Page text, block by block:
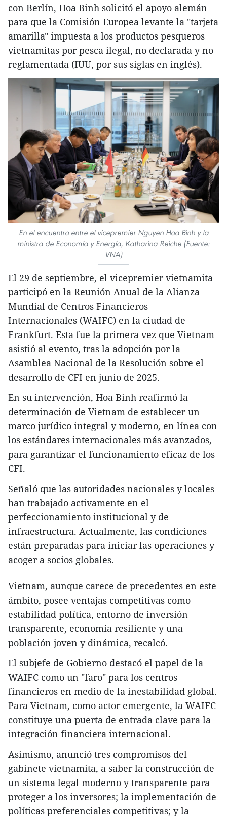
con Berlín, Hoa Binh solicitó el apoyo alemán
para que la Comisión Europea levante la "tarjeta
amarilla" impuesta a los productos pesqueros
vietnamitas por pesca ilegal, no declarada y no
reglamentada (IUU, por sus siglas en inglés).
En el encuentro entre el vicepremier Nguyen Hoa Binh y la
ministra de Economía y Energía, Katharina Reiche (Fuente:
VNA)
El 29 de septiembre, el vicepremier vietnamita
participó en la Reunión Anual de la Alianza
Mundial de Centros Financieros
Internacionales (WAIFC) en la ciudad de
Frankfurt. Esta fue la primera vez que Vietnam
asistió al evento, tras la adopción por la
Asamblea Nacional de la Resolución sobre el
desarrollo de CFI en junio de 2025.
En su intervención, Hoa Binh reafirmó la
determinación de Vietnam de establecer un
marco jurídico integral y moderno, en línea con
los estándares internacionales más avanzados,
para garantizar el funcionamiento eficaz de los
CFI.
Señaló que las autoridades nacionales y locales
han trabajado activamente en el
perfeccionamiento institucional y de
infraestructura. Actualmente, las condiciones
están preparadas para iniciar las operaciones y
acoger a socios globales.
Vietnam, aunque carece de precedentes en este
ámbito, posee ventajas competitivas como
estabilidad política, entorno de inversión
transparente, economía resiliente y una
población joven y dinámica, recalcó.
El subjefe de Gobierno destacó el papel de la
WAIFC como un "faro" para los centros
financieros en medio de la inestabilidad global.
Para Vietnam, como actor emergente, la WAIFC
constituye una puerta de entrada clave para la
integración financiera internacional.
Asimismo, anunció tres compromisos del
gabinete vietnamita, a saber la construcción de
un sistema legal moderno y transparente para
proteger a los inversores; la implementación de
políticas preferenciales competitivas; y la